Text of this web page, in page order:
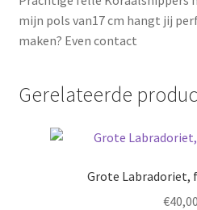
mijn pols van17 cm hangt jij
maken? Even contact
Gerelateerde
Grote Labradoriet,
€40,00